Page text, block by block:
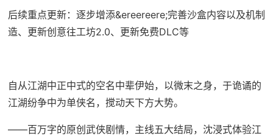
后续重点更新：逐步增添&ereereere;完善沙盒内容以及机制
造、更新创意往工坊2.0、更新免费DLC等
自从江湖中正中式的空名中辈伊始，以微末之身，于诡谲的
江湖纷争中为单侠名，搅动天下方大势。
——百万字的原创武侠剧情，主线五大结局，沈浸式体验江